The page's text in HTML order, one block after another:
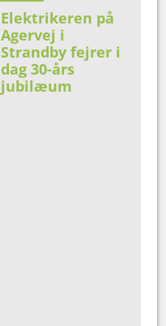
Elektrikeren på
Agervej i
Strandby fejrer i
dag 30-års
jubilæum